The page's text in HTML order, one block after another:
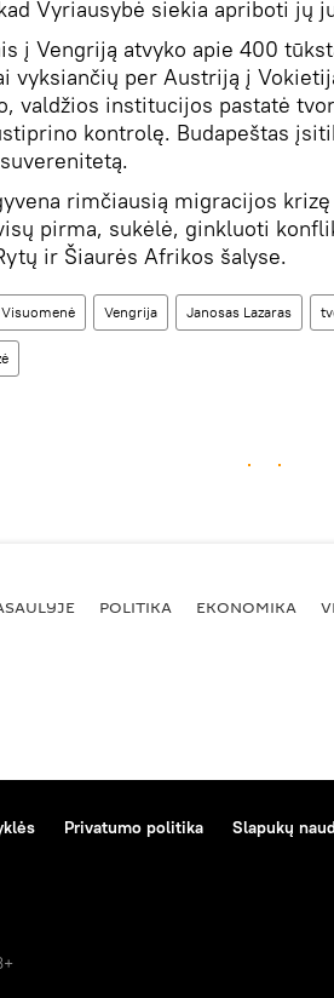
Vyriausybė siekia apriboti jų
į Vengriją atvyko apie 400
vyksiančių per Austriją į
valdžios institucijos pastatė
kontrolę. Budapeštas
rimčiausią migracijos
pirma, sukėlė, ginkluoti
ir Šiaurės Afrikos šalyse.
Visuomenė Vengrija Janosas Lazaras
POLITIKA EKONOMIKA
Privatumo politika Slapukų